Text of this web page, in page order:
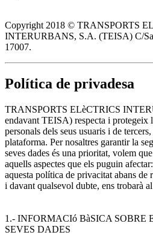
Copyright 2018 © TRANSPORTS
INTERURBANS, S.A. (TEISA) C/
17007.
Política de privadesa
TRANSPORTS ELèCTRICS
endavant TEISA) respecta i protegeix
personals dels seus usuaris i de
plataforma. Per nosaltres garantir la
seves dades és una prioritat, volem
aquells aspectes que els puguin
aquesta política de privacitat abans de
i davant qualsevol dubte, ens trobarà
1.- INFORMACIó BàSICA SOBRE
SEVES DADES